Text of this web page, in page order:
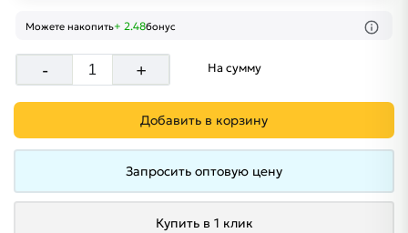
Можете накопить+ 2.48бонус
- + На сумму
Добавить в корзину
Запросить оптовую цену
Купить в 1 клик